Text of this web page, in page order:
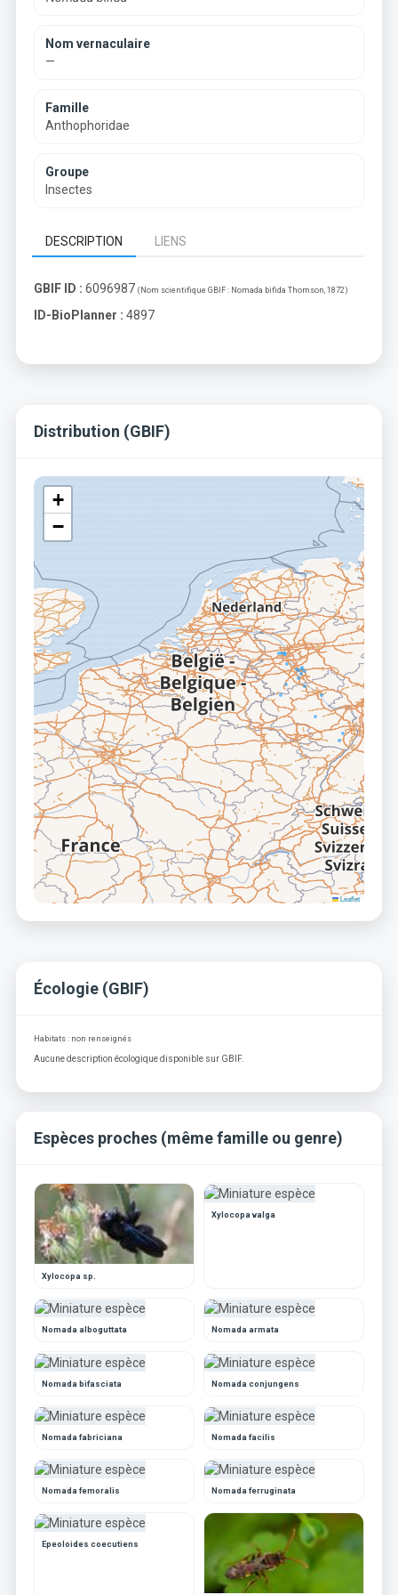
Nom vernaculaire
—
Famille
Anthophoridae
Groupe
Insectes
DESCRIPTION LIENS
GBIF ID : 6096987 (Nom scientifique GBIF : Nomada bifida Thomson, 1872)
ID-BioPlanner : 4897
Distribution (GBIF)
+
−
Leaflet
Écologie (GBIF)
Habitats : non renseignés
Aucune description écologique disponible sur GBIF.
Espèces proches (même famille ou genre)
Xylocopa sp.
Xylocopa valga
Nomada alboguttata Nomada armata
Nomada bifasciata Nomada conjungens
Nomada fabriciana Nomada facilis
Nomada femoralis Nomada ferruginata
Epeoloides coecutiens